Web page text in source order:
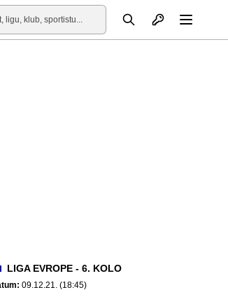
Otvori profil
LIGA EVROPE - 6. KOLO
09.12.21. (18:45)